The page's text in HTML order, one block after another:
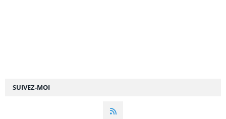
SUIVEZ-MOI